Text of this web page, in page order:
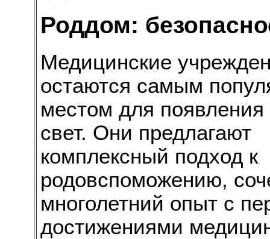
Роддом:
Медицинские
остаются самым
местом для появления
свет. Они предлагают
комплексный подход к
родовспоможению,
многолетний опыт с
достижениями